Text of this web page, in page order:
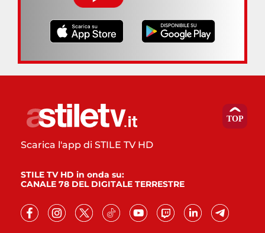
Scarica l'app di STILE TV HD
STILE TV HD in onda su:
CANALE 78 DEL DIGITALE TERRESTRE